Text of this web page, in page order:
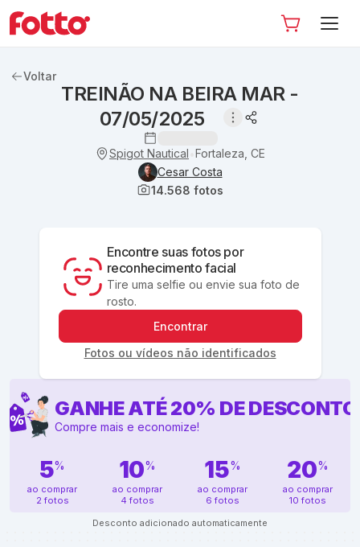
Voltar
TREINÃO NA BEIRA MAR -
07/05/2025
Spigot Nautical Fortaleza, CE
Cesar Costa
14.568 fotos
Encontre suas fotos por
reconhecimento facial
Tire uma selfie ou envie sua foto de
rosto.
Encontrar
Fotos ou vídeos não identificados
GANHE ATÉ20% DE DESCONTO
Compre mais e economize!
5%
ao comprar
2 fotos
10%
ao comprar
4 fotos
15%
ao comprar
6 fotos
20%
ao comprar
10 fotos
Desconto adicionado automaticamente